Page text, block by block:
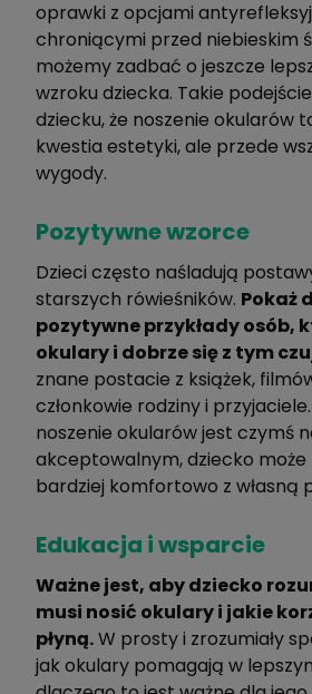
oprawki z opcjami
chroniącymi przed niebieskim
możemy zadbać o jeszcze
wzroku dziecka. Takie
dziecku, że noszenie okularów
kwestia estetyki, ale przede
wygody.
Pozytywne wzorce
Dzieci często naśladują
starszych rówieśników. Pokaż
pozytywne przykłady osób,
okulary i dobrze się z tym
znane postacie z książek,
członkowie rodziny i
noszenie okularów jest czymś
akceptowalnym, dziecko może
bardziej komfortowo z własną
Edukacja i wsparcie
Ważne jest, aby dziecko
musi nosić okulary i jakie
płyną.W prosty i zrozumiały
jak okulary pomagają w